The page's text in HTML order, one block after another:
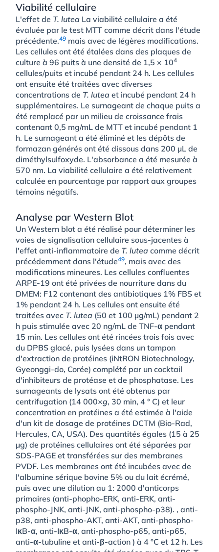
Viabilité cellulaire
L'effet de T. lutea La viabilité cellulaire a été
évaluée par le test MTT comme décrit dans l'étude
précédente.49 mais avec de légères modifications.
Les cellules ont été étalées dans des plaques de
culture à 96 puits à une densité de 1,5 × 104
cellules/puits et incubé pendant 24 h. Les cellules
ont ensuite été traitées avec diverses
concentrations de T. lutea et incubé pendant 24 h
supplémentaires. Le surnageant de chaque puits a
été remplacé par un milieu de croissance frais
contenant 0,5 mg/mL de MTT et incubé pendant 1
h. Le surnageant a été éliminé et les dépôts de
formazan générés ont été dissous dans 200 µL de
diméthylsulfoxyde. L'absorbance a été mesurée à
570 nm. La viabilité cellulaire a été relativement
calculée en pourcentage par rapport aux groupes
témoins négatifs.
Analyse par Western Blot
Un Western blot a été réalisé pour déterminer les
voies de signalisation cellulaire sous-jacentes à
l'effet anti-inflammatoire de T. lutea comme décrit
précédemment dans l'étude49, mais avec des
modifications mineures. Les cellules confluentes
ARPE-19 ont été privées de nourriture dans du
DMEM: F12 contenant des antibiotiques 1% FBS et
1% pendant 24 h. Les cellules ont ensuite été
traitées avec T. lutea (50 et 100 µg/mL) pendant 2
h puis stimulée avec 20 ng/mL de TNF-α pendant
15 min. Les cellules ont été rincées trois fois avec
du DPBS glacé, puis lysées dans un tampon
d'extraction de protéines (iNtRON Biotechnology,
Gyeonggi-do, Corée) complété par un cocktail
d'inhibiteurs de protéase et de phosphatase. Les
surnageants de lysats ont été obtenus par
centrifugation (14 000×g, 30 min, 4 ° C) et leur
concentration en protéines a été estimée à l'aide
d'un kit de dosage de protéines DCTM (Bio-Rad,
Hercules, CA, USA). Des quantités égales (15 à 25
µg) de protéines cellulaires ont été séparées par
SDS-PAGE et transférées sur des membranes
PVDF. Les membranes ont été incubées avec de
l'albumine sérique bovine 5% ou du lait écrémé,
puis avec une dilution au 1: 2000 d'anticorps
primaires (anti-phopho-ERK, anti-ERK, anti-
phospho-JNK, anti-JNK, anti-phospho-p38). , anti-
p38, anti-phospho-AKT, anti-AKT, anti-phospho-
IκB-α, anti-IκB-α, anti-phospho-p65, anti-p65,
anti-α-tubuline et anti-β-action ) à 4 °C et 12 h. Les